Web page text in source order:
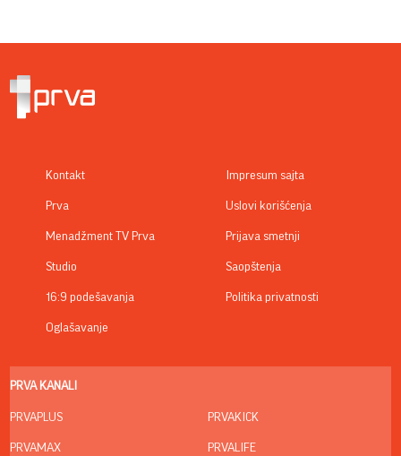
Kontakt
Prva
Menadžment TV Prva
Studio
16:9 podešavanja
Oglašavanje
Impresum sajta
Uslovi korišćenja
Prijava smetnji
Saopštenja
Politika privatnosti
PRVA KANALI
PRVAPLUS
PRVAMAX
PRVAKICK
PRVALIFE